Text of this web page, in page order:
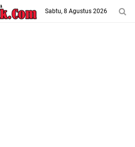
Sabtu, 8 Agustus 2026